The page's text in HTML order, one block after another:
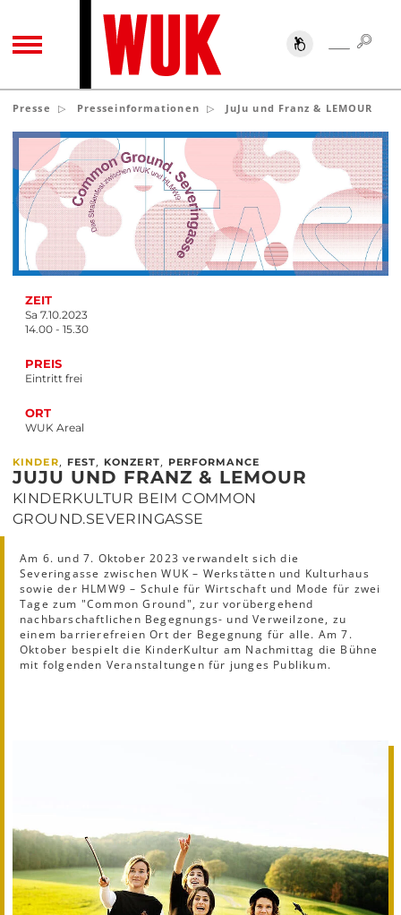
TOGGLE NAVIGATION SUCHE
Presse Presseinformationen JuJu und Franz & LEMOUR
ZEIT
Sa 7.10.2023
14.00 - 15.30
PREIS
Eintritt frei
ORT
WUK Areal
KINDER, FEST, KONZERT, PERFORMANCE
JUJU UND FRANZ & LEMOUR
KINDERKULTUR BEIM COMMON
GROUND.SEVERINGASSE
Am 6. und 7. Oktober 2023 verwandelt sich die
Severingasse zwischen WUK – Werkstätten und Kulturhaus
sowie der HLMW9 – Schule für Wirtschaft und Mode für zwei
Tage zum "Common Ground", zur vorübergehend
nachbarschaftlichen Begegnungs- und Verweilzone, zu
einem barrierefreien Ort der Begegnung für alle. Am 7.
Oktober bespielt die KinderKultur am Nachmittag die Bühne
mit folgenden Veranstaltungen für junges Publikum.